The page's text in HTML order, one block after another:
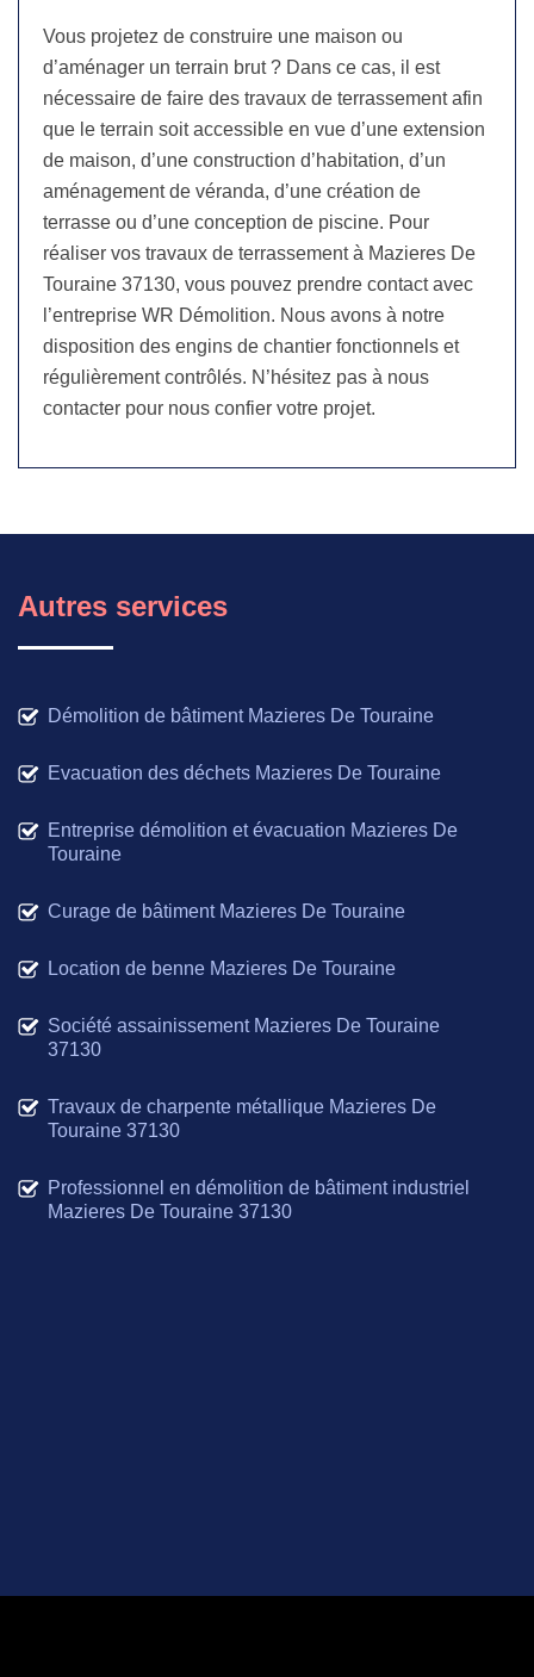
Vous projetez de construire une maison ou
d’aménager un terrain brut ? Dans ce cas, il est
nécessaire de faire des travaux de terrassement afin
que le terrain soit accessible en vue d’une extension
de maison, d’une construction d’habitation, d’un
aménagement de véranda, d’une création de
terrasse ou d’une conception de piscine. Pour
réaliser vos travaux de terrassement à Mazieres De
Touraine 37130, vous pouvez prendre contact avec
l’entreprise WR Démolition. Nous avons à notre
disposition des engins de chantier fonctionnels et
régulièrement contrôlés. N’hésitez pas à nous
contacter pour nous confier votre projet.
Autres services
Démolition de bâtiment Mazieres De Touraine
Evacuation des déchets Mazieres De Touraine
Entreprise démolition et évacuation Mazieres De
Touraine
Curage de bâtiment Mazieres De Touraine
Location de benne Mazieres De Touraine
Société assainissement Mazieres De Touraine
37130
Travaux de charpente métallique Mazieres De
Touraine 37130
Professionnel en démolition de bâtiment industriel
Mazieres De Touraine 37130